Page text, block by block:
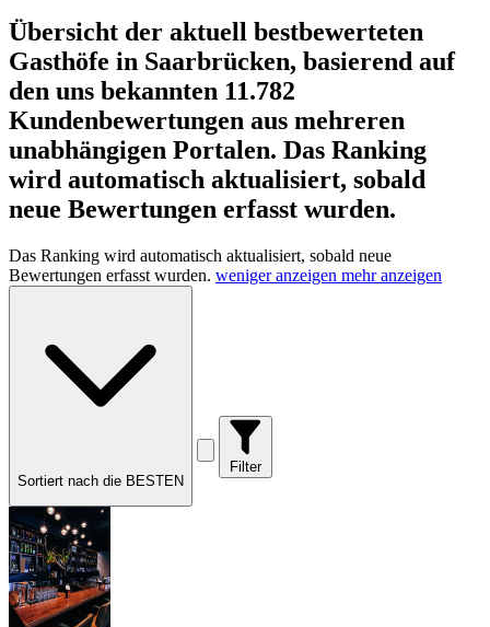
Übersicht der aktuell bestbewerteten
Gasthöfe in Saarbrücken, basierend auf
den uns bekannten 11.782
Kundenbewertungen aus mehreren
unabhängigen Portalen. Das Ranking
wird automatisch aktualisiert, sobald
neue Bewertungen erfasst wurden.
Das Ranking wird automatisch aktualisiert, sobald neue
Bewertungen erfasst wurden. weniger anzeigen mehr anzeigen
Sortiert nach die BESTEN
Filter